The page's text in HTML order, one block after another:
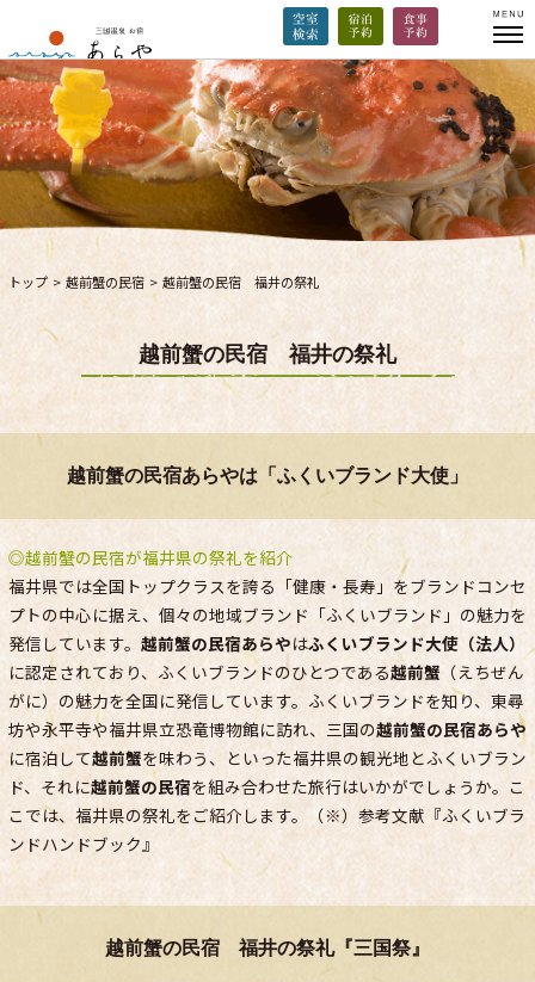
トップ >越前蟹の民宿 > 越前蟹の民宿 福井の祭礼
越前蟹の民宿 福井の祭礼
越前蟹の民宿あらやは「ふくいブランド大使」
◎越前蟹の民宿が福井県の祭礼を紹介
福井県では全国トップクラスを誇る「健康・長寿」をブランドコンセ
プトの中心に据え、個々の地域ブランド「ふくいブランド」の魅力を
発信しています。 越前蟹の民宿あらやはふくいブランド大使（法人）
に認定されており、ふくいブランドのひとつである越前蟹 （えちぜん
がに）の魅力を全国に発信しています。ふくいブランドを知り、東尋
坊や永平寺や福井県立恐竜博物館に訪れ、三国の越前蟹の民宿あらや
に宿泊して越前蟹を味わう、といった福井県の観光地とふくいブラン
ド、それに越前蟹の民宿を組み合わせた旅行はいかがでしょうか。こ
こでは、福井県の祭礼をご紹介します。（※）参考文献『ふくいブラ
ンドハンドブック』
越前蟹の民宿 福井の祭礼『三国祭』